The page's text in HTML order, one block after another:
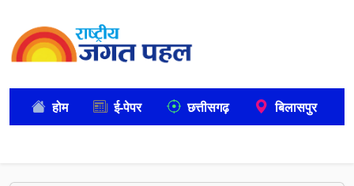
होम ई-पेपर छत्तीसगढ़ बिलासपुर